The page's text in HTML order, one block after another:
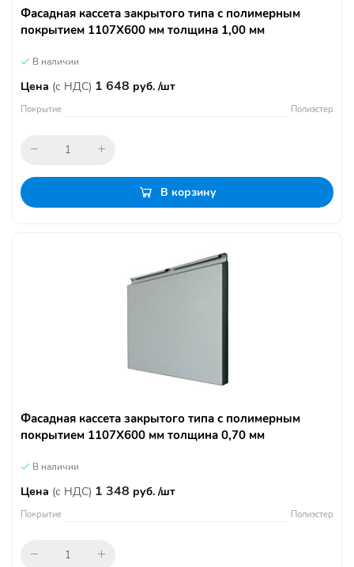
Фасадная кассета закрытого типа с полимерным
покрытием 1107Х600 мм толщина 1,00 мм
В наличии
Цена (с НДС) 1 648 руб. /шт
Покрытие Полиэстер
В корзину
Фасадная кассета закрытого типа с полимерным
покрытием 1107Х600 мм толщина 0,70 мм
В наличии
Цена (с НДС) 1 348 руб. /шт
Покрытие Полиэстер